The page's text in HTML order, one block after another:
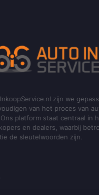
zijn we
van het proces van
platform staat centraal in
en dealers, waarbij
de sleutelwoorden zijn.